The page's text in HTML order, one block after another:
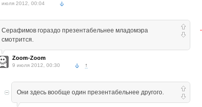
июля 2012, 00:04
Серафимов гораздо презентабельнее младомэра
смотрится.
Zoom-Zoom
9 июля 2012, 00:30 ↑
Они здесь вообще один презентабельнее другого.